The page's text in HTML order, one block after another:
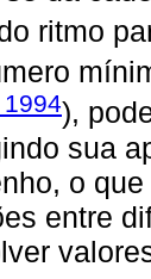
ritmo
),
sua
o
entre